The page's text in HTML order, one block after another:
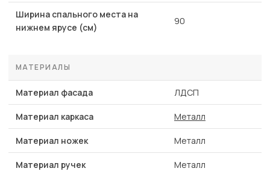
Ширина спального места на
нижнем ярусе (см)
90
МАТЕРИАЛЫ
Материал фасада ЛДСП
Материал каркаса Металл
Материал ножек Металл
Материал ручек Металл